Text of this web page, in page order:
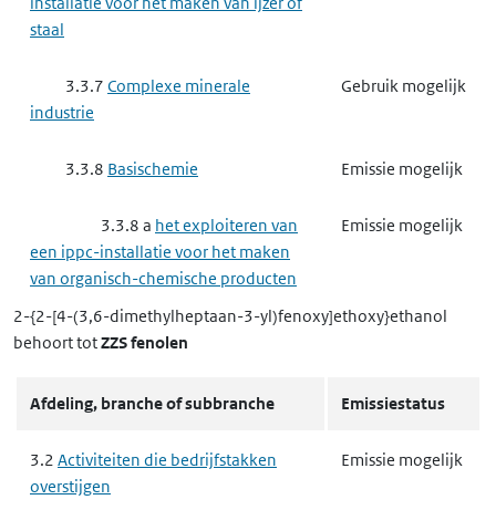
staal
3.3.7 Complexe minerale
industrie
Gebruik mogelijk
3.3.8 Basischemie Emissie mogelijk
3.3.8 a het exploiteren van
een ippc-installatie voor het maken
van organisch-chemische producten
Emissie mogelijk
3.3.8 b het exploiteren van
producten
3.3.8 chet exploiteren van
een ippc-installatie voor het maken
Emissie mogelijk
2-{2-[4-(3,6-dimethylheptaan-3-yl)fenoxy]ethoxy}ethanol
behoort totZZS fenolen
Afdeling, branche of subbranche Emissiestatus
3.2 Activiteiten die bedrijfstakken
overstijgen
Emissie mogelijk